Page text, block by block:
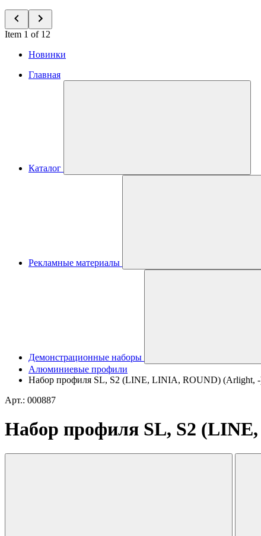
Item 1 of 12
Новинки
Главная
Каталог
Рекламные материалы
Демонстрационные наборы
Алюминиевые профили
Набор профиля SL, S2 (LINE, LINIA, ROUND) (Arlight,
Арт.: 000887
Набор профиля SL, S2